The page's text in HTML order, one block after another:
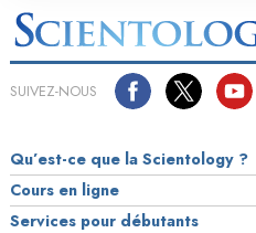
SUIVEZ-NOUS
Qu’est-ce que la Scientology ?
Cours en ligne
Services pour débutants